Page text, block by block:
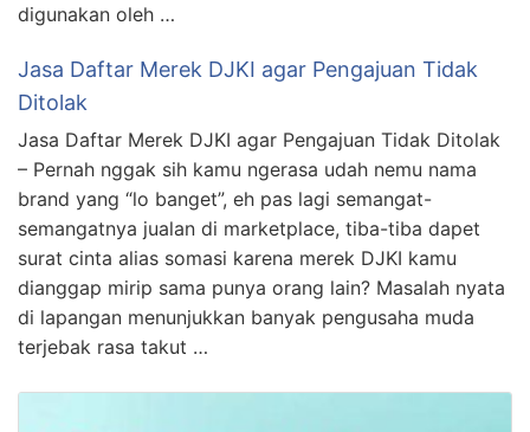
digunakan oleh …
Jasa Daftar Merek DJKI agar Pengajuan Tidak
Ditolak
Jasa Daftar Merek DJKI agar Pengajuan Tidak Ditolak
– Pernah nggak sih kamu ngerasa udah nemu nama
brand yang “lo banget”, eh pas lagi semangat-
semangatnya jualan di marketplace, tiba-tiba dapet
surat cinta alias somasi karena merek DJKI kamu
dianggap mirip sama punya orang lain? Masalah nyata
di lapangan menunjukkan banyak pengusaha muda
terjebak rasa takut …